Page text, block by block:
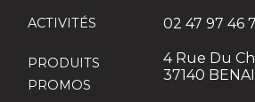
ACTIVITÉS
PRODUITS
PROMOS
02 47 97 46
4 Rue Du
37140